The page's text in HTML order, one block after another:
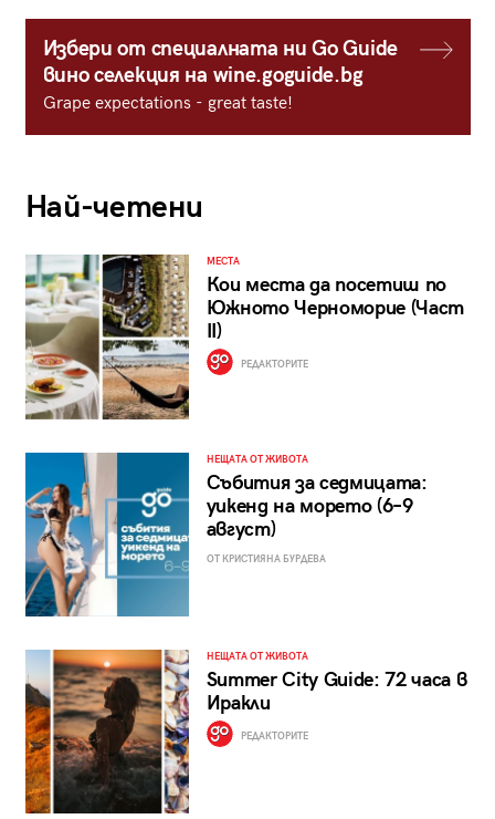
Избери от специалната ни Go Guide
вино селекция на wine.goguide.bg
Grape expectations - great taste!
Най-четени
МЕСТА
Кои места да посетиш по
Южното Черноморие (Част
II)
РЕДАКТОРИТЕ
НЕЩАТА ОТ ЖИВОТА
Събития за седмицата:
уикенд на морето (6–9
август)
ОТ КРИСТИЯНА БУРДЕВА
НЕЩАТА ОТ ЖИВОТА
Summer City Guide: 72 часа в
Иракли
РЕДАКТОРИТЕ